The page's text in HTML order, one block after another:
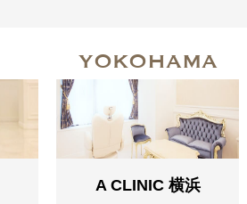
YOKOHAMA
A CLINIC 横浜